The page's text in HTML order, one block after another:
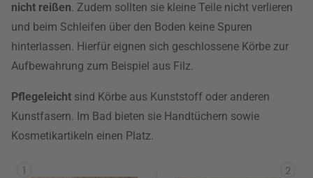
nicht reißen. Zudem sollten sie kleine Teile nicht verlieren
und beim Schleifen über den Boden keine Spuren
hinterlassen. Hierfür eignen sich geschlossene Körbe zur
Aufbewahrung zum Beispiel aus Filz.
Pflegeleicht sind Körbe aus Kunststoff oder anderen
Kunstfasern. Im Bad bieten sie Handtüchern sowie
Kosmetikartikeln einen Platz.